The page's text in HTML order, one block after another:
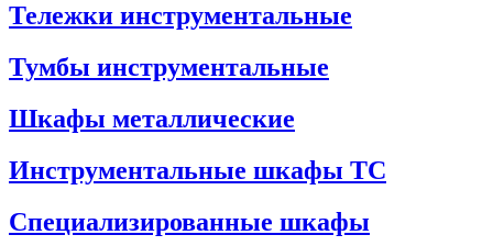
Тележки инструментальные
Тумбы инструментальные
Шкафы металлические
Инструментальные шкафы ТС
Специализированные шкафы